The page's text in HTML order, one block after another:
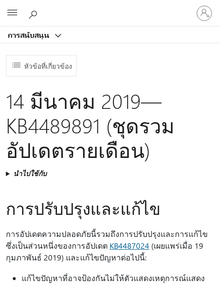
การสนับสนุน
ลงชื่อ
เข้า
บัญชี
หัวข้อที่เกี่ยวข้อง
14 มีนาคม 2019—
KB4489891 (ชุดรวม
อัปเดตรายเดือน)
นำไปใช้กับ
การปรับปรุงและแก้ไข
การอัปเดตความปลอดภัยนี้รวมถึงการปรับปรุงและการแก้ไข
ซึ่งเป็นส่วนหนึ่งของการอัปเดต KB4487024 (เผยแพร่เมื่อ 19
กุมภาพันธ์ 2019) และแก้ไขปัญหาต่อไปนี้:
แก้ไขปัญหาที่อาจป้องกันไม่ให้ตัวแสดงเหตุการณ์แสดง